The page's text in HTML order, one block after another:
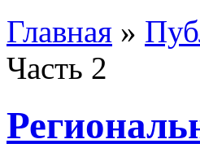
Главная »
Часть 2